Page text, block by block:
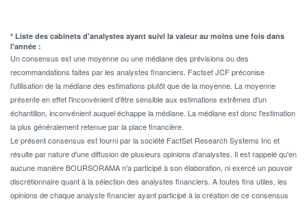
* Liste des cabinets d'analystes ayant suivi la valeur au moins une fois dans
l'année :
Un consensus est une moyenne ou une médiane des prévisions ou des
recommandations faites par les analystes financiers. Factset JCF préconise
l'utilisation de la médiane des estimations plutôt que de la moyenne. La moyenne
présente en effet l'inconvénient d'être sensible aux estimations extrêmes d'un
échantillon, inconvénient auquel échappe la médiane. La médiane est donc l'estimation
la plus généralement retenue par la place financière.
Le présent consensus est fourni par la société FactSet Research Systems Inc et
résulte par nature d'une diffusion de plusieurs opinions d'analystes. Il est rappelé qu'en
aucune manière BOURSORAMA n'a participé à son élaboration, ni exercé un pouvoir
discrétionnaire quant à la sélection des analystes financiers. A toutes fins utiles, les
opinions de chaque analyste financier ayant participé à la création de ce consensus